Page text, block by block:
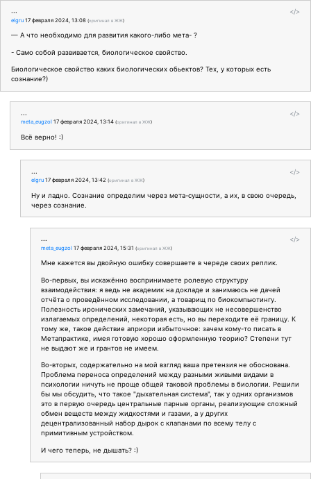
</>
...
elgru 17 февраля 2024, 13:08 (оригинал в ЖЖ)
— А что необходимо для развития какого-либо мета- ?
- Само собой развивается, биологическое свойство.
Биологическое свойство каких биологических обьектов? Тех, у которых есть
сознание?)
</>
...
meta_eugzol 17 февраля 2024, 13:14 (оригинал в ЖЖ)
Всё верно! :)
</>
...
elgru 17 февраля 2024, 13:42 (оригинал в ЖЖ)
Ну и ладно. Сознание определим через мета-сущности, а их, в свою очередь,
через сознание.
</>
...
meta_eugzol 17 февраля 2024, 15:31 (оригинал в ЖЖ)
Мне кажется вы двойную ошибку совершаете в череде своих реплик.
Во-первых, вы искажённо воспринимаете ролевую структуру
взаимодействия: я ведь не академик на докладе и занимаюсь не дачей
отчёта о проведённом исследовании, а товарищ по биокомпьютингу.
Полезность иронических замечаний, указывающих не несовершенство
излагаемых определений, некоторая есть, но вы переходите её границу. К
тому же, такое действие априори избыточное: зачем кому-то писать в
Метапрактике, имея готовую хорошо оформленную теорию? Степени тут
не выдают же и грантов не имеем.
Во-вторых, содержательно на мой взгляд ваша претензия не обоснована.
Проблема переноса определений между разными живыми видами в
психологии ничуть не проще общей таковой проблемы в биологии. Решили
бы мы обсудить, что такое "дыхательная система", так у одних организмов
это в первую очередь центральные парные органы, реализующие сложный
обмен веществ между жидкостями и газами, а у других
децентрализованный набор дырок с клапанами по всему телу с
примитивным устройством.
И чего теперь, не дышать? :)